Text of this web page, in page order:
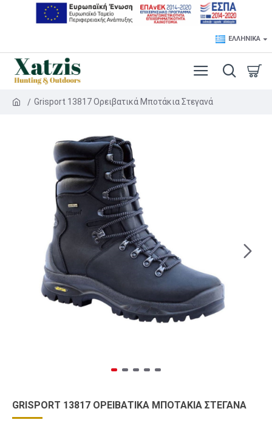
ΕΛΛΗΝΙΚΆ
Grisport 13817 Ορειβατικά Μποτάκια Στεγανά
GRISPORT 13817 ΟΡΕΙΒΑΤΙΚΆ ΜΠΟΤΆΚΙΑ ΣΤΕΓΑΝΆ